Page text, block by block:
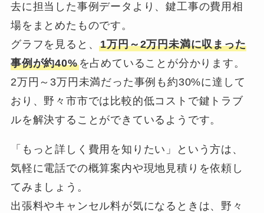
去に担当した事例データより、鍵工事の費用相
場をまとめたものです。
グラフを見ると、1万円～2万円未満に収まった
事例が約40%を占めていることが分かります。
2万円～3万円未満だった事例も約30%に達して
おり、野々市市では比較的低コストで鍵トラブ
ルを解決することができているようです。
「もっと詳しく費用を知りたい」という方は、
気軽に電話での概算案内や現地見積りを依頼し
てみましょう。
出張料やキャンセル料が気になるときは、野々